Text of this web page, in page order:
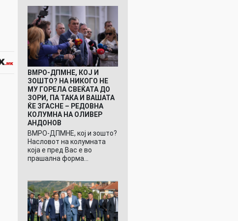
ВМРО-ДПМНЕ, КОЈ И
ЗОШТО? НА НИКОГО НЕ
МУ ГОРЕЛА СВЕЌАТА ДО
ЗОРИ, ПА ТАКА И ВАШАТА
ЌЕ ЗГАСНЕ – РЕДОВНА
КОЛУМНА НА ОЛИВЕР
АНДОНОВ
ВМРО-ДПМНЕ, кој и зошто?
Насловот на колумната
која е пред Вас е во
прашална форма…